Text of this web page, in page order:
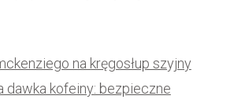
na kręgosłup szyjny
dawka kofeiny: bezpieczne